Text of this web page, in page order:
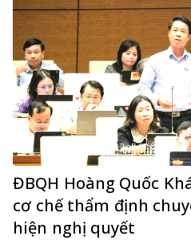
ĐBQH Hoàng Quốc
cơ chế thẩm định
hiện nghị quyết